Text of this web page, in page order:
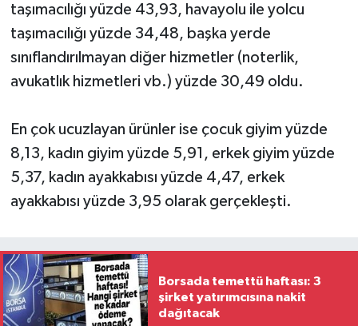
taşımacılığı yüzde 43,93, havayolu ile yolcu
taşımacılığı yüzde 34,48, başka yerde
sınıflandırılmayan diğer hizmetler (noterlik,
avukatlık hizmetleri vb.) yüzde 30,49 oldu.
En çok ucuzlayan ürünler ise çocuk giyim yüzde
8,13, kadın giyim yüzde 5,91, erkek giyim yüzde
5,37, kadın ayakkabısı yüzde 4,47, erkek
ayakkabısı yüzde 3,95 olarak gerçekleşti.
Borsada temettü haftası: 3
şirket yatırımcısına nakit
dağıtacak